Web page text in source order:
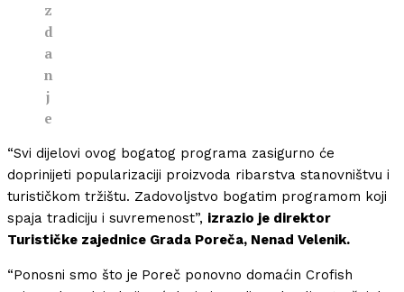
z
d
a
n
j
e
“Svi dijelovi ovog bogatog programa zasigurno će
doprinijeti popularizaciji proizvoda ribarstva stanovništvu i
turističkom tržištu. Zadovoljstvo bogatim programom koji
spaja tradiciju i suvremenost”, izrazio je direktor
Turističke zajednice Grada Poreča, Nenad Velenik.
“Ponosni smo što je Poreč ponovno domaćin Crofish